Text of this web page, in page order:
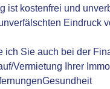
ist kostenfrei und
Eindruck
ich Sie auch bei der
Vermietung Ihrer